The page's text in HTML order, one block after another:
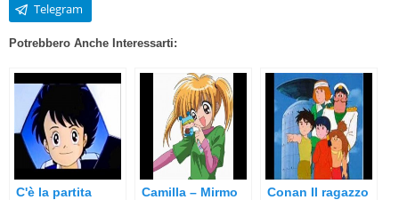
Telegram
Potrebbero Anche Interessarti:
C'è la partita Camilla – Mirmo
Conan Il ragazzo